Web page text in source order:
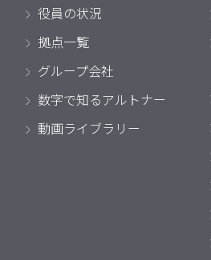
役員の状況
拠点一覧
グループ会社
数字で知るアルトナー
動画ライブラリー